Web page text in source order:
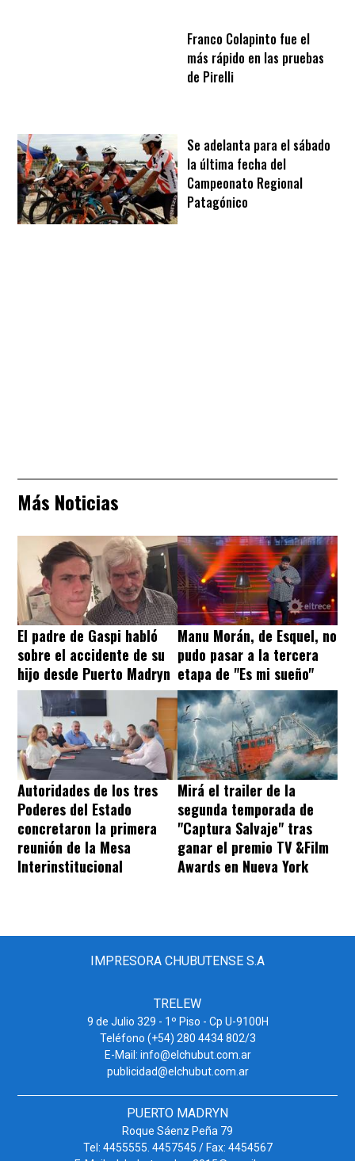
Franco Colapinto fue el
más rápido en las pruebas
de Pirelli
Se adelanta para el sábado
la última fecha del
Campeonato Regional
Patagónico
Más Noticias
El padre de Gaspi habló
sobre el accidente de su
hijo desde Puerto Madryn
Manu Morán, de Esquel, no
pudo pasar a la tercera
etapa de "Es mi sueño"
Autoridades de los tres
Poderes del Estado
concretaron la primera
reunión de la Mesa
Interinstitucional
Mirá el trailer de la
segunda temporada de
"Captura Salvaje" tras
ganar el premio TV &Film
Awards en Nueva York
IMPRESORA CHUBUTENSE S.A
TRELEW
9 de Julio 329 - 1º Piso - Cp U-9100H
Teléfono (+54) 280 4434 802/3
E-Mail: info@elchubut.com.ar
publicidad@elchubut.com.ar
PUERTO MADRYN
Roque Sáenz Peña 79
Tel: 4455555. 4457545 / Fax: 4454567